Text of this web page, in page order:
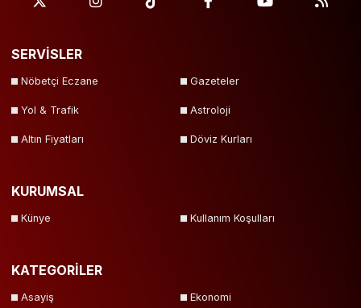
SERVİSLER
Nöbetçi Eczane Gazeteler
Yol & Trafik Astroloji
Altın Fiyatları Döviz Kurları
KURUMSAL
Künye Kullanım Koşulları
KATEGORİLER
Asayiş Ekonomi